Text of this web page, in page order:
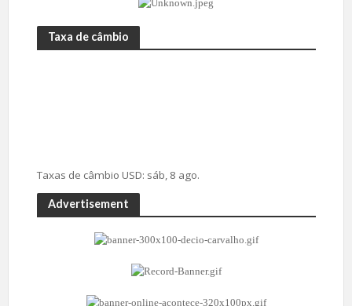
Taxa de câmbio
Taxas de câmbio USD: sáb, 8 ago.
Advertisement